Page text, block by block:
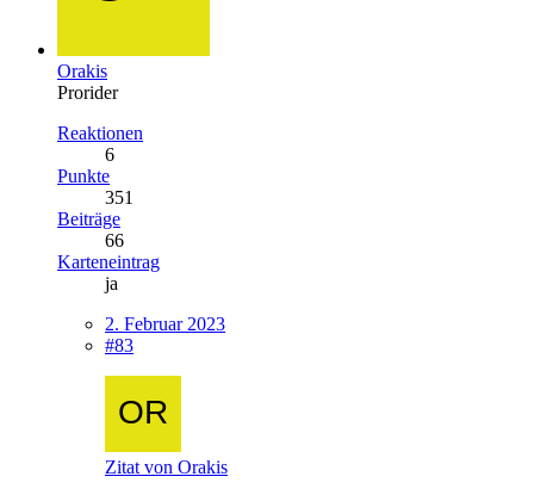
Orakis
Prorider
Reaktionen
6
Punkte
351
Beiträge
66
Karteneintrag
ja
2. Februar 2023
#83
Zitat von Orakis